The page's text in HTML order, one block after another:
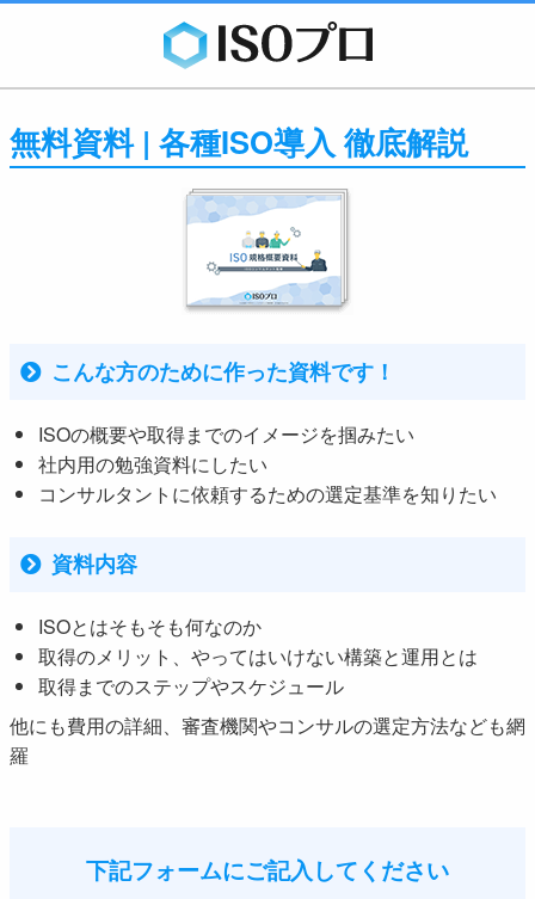
無料資料 | 各種ISO導入 徹底解説
こんな方のために作った資料です！
ISOの概要や取得までのイメージを掴みたい
社内用の勉強資料にしたい
コンサルタントに依頼するための選定基準を知りたい
資料内容
ISOとはそもそも何なのか
取得のメリット、やってはいけない構築と運用とは
取得までのステップやスケジュール
他にも費用の詳細、審査機関やコンサルの選定方法なども網
羅
下記フォームにご記入してください